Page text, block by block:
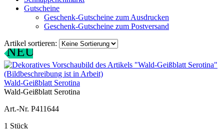
Gutscheine
Geschenk-Gutscheine zum Ausdrucken
Geschenk-Gutscheine zum Postversand
Artikel sortieren:
NEU
Wald-Geißblatt Serotina
Wald-Geißblatt Serotina
Art.-Nr. P411644
1 Stück